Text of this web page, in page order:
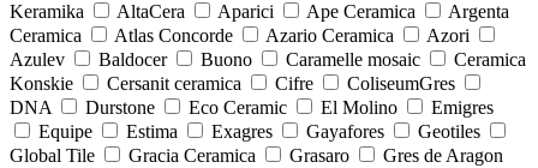
Keramika
AltaCera Aparici Ape Ceramica
Argenta
Ceramica
Atlas Concorde Azario Ceramica
Azori
Azulev
Baldocer Buono Caramelle mosaic
Ceramica
Konskie
Cersanit ceramica Cifre
ColiseumGres
DNA
Durstone Eco Ceramic El Molino
Emigres
Equipe
Estima Exagres Gayafores
Geotiles
Global Tile
Gracia Ceramica Grasaro
Gres de Aragon